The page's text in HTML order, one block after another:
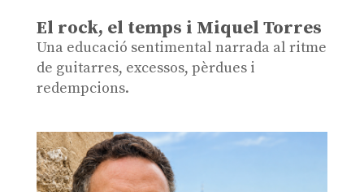
El rock, el temps i Miquel Torres
Una educació sentimental narrada al ritme
de guitarres, excessos, pèrdues i
redempcions.